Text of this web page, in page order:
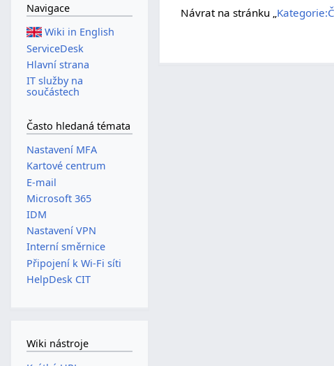
Návrat na stránku „
Navigace
Wiki in English
ServiceDesk
Hlavní strana
IT služby na
součástech
Často hledaná témata
Nastavení MFA
Kartové centrum
E-mail
Microsoft 365
IDM
Nastavení VPN
Interní směrnice
Připojení k Wi-Fi síti
HelpDesk CIT
Wiki nástroje